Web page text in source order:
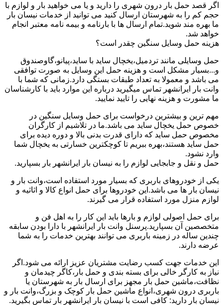
اگر قصد حمل بار درون شهری را دارید و یا می خواهید بار و لوازم با
حجم کم را به شهرستان ارسال کنید می توانید از خدمات نیسان بار
ما بهره مند شوید.تمام ارسال ها با بارنامه و بیمه نامه معتبر انجام
خواهد شد.
هزینه حمل وسایل سنگین چقدر است؟
حمل وسایلی مانند تردمیل،یخچال ساید با ساید،پیانو،گاوصندوق
و...بسیار مشکل است و هزینه حمل این وسایل به صورت توافقی
می باشد و معمولا به تعداد طبقات بستگی دارد.زمانی که شما با
وانت بار ایرانشهر تماس میگیرید درباره این موارد باید با کارشناسان
ما مشورت و هزینه نهایی را تایید نمایید.
مهم ترین و بیشترین درخواست برای حمل وسایل سنگین در
خصوص حمل یخچال ساید می باشد.ما در تلاشیم از کارگران
مخصوص حمل ساید که دارای قدرت بدنی بالا و دوره دیده برای
حمل ساید هستند،بهره ببریم تا کوچکترین خسارتی به یخچال شما
وارد نشود.
حمل و نقل و جابجایی لوازم را به نیسان بار ایرانشهر بار بسپارید.
یکی از خودروهای باربری که بسیار مورد استفاده است،وانت بار و
نیسان بار ها می باشد.این خودروها برای حمل انواع کالا و اثاثیه و
لوازم منزل مورد استفاده قرار می گیرند.
برای حمل اصولی لوازم و بارها باید این کار را به اهل فن و
متخصصین آن بسپارید.پرسنل وانت بار ایرانشهر با دارا بودن سابقه
چندین ساله در زمینه باربری می توانند بهترین خدمات را به شما
عرضه دارند.
این خدمات جهت کسب رضایت مشتریان عزیز ارائه می شود.اگر
نیاز به کارگر خالی برای بسته بندی و حمل بار،کاگر چیدمان و
نظافت،ماشین حمل بار مجهز برای ارسال بار به شهرستان یا
باربری درون شهری،انواع ماشین حمل بار کوچک و بزرگ،وانت بار و
نیسان بار دارید: کافی است با نیسان بار ایرانشهر بار تماس بگیرید.